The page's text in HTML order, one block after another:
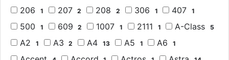
206 1 207 2 208 2 306 1 407 1
500 1 609 2 1007 1 2111 1 A-Class 5
A2 1 A3 2 A4 13 A5 1 A6 1